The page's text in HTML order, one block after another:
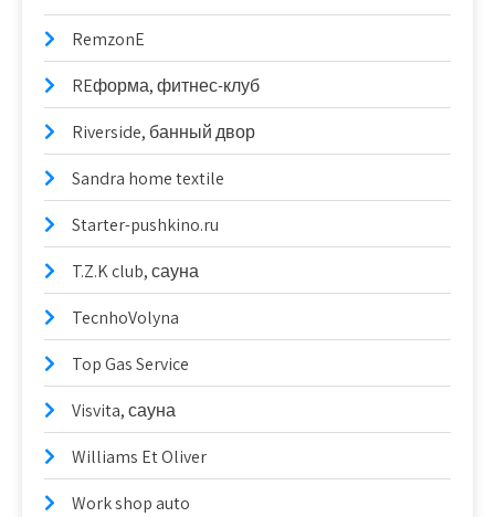
RemzonE
REформа, фитнес-клуб
Riverside, банный двор
Sandra home textile
Starter-pushkino.ru
T.Z.K club, сауна
TecnhoVolyna
Top Gas Service
Visvita, сауна
Williams Et Oliver
Work shop auto